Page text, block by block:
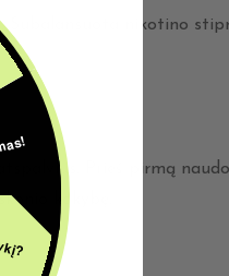
nikotino
Prieš pirmą
kokybę.